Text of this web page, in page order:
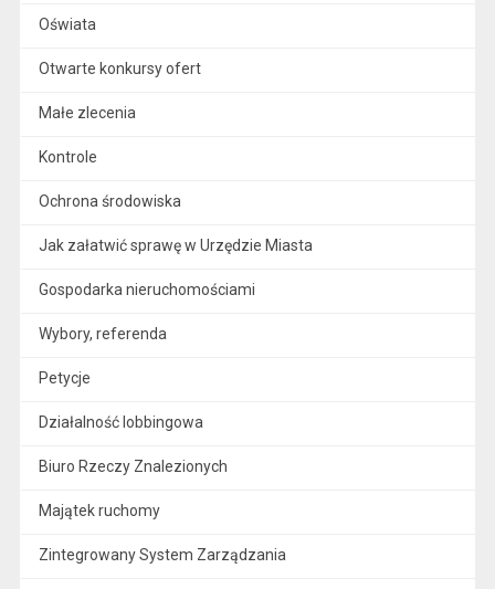
Oświata
Otwarte konkursy ofert
Małe zlecenia
Kontrole
Ochrona środowiska
Jak załatwić sprawę w Urzędzie Miasta
Gospodarka nieruchomościami
Wybory, referenda
Petycje
Działalność lobbingowa
Biuro Rzeczy Znalezionych
Majątek ruchomy
Zintegrowany System Zarządzania